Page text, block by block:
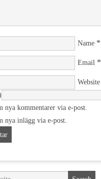
Name *
Email *
Website
nya kommentarer via e-post.
nya inlägg via e-post.